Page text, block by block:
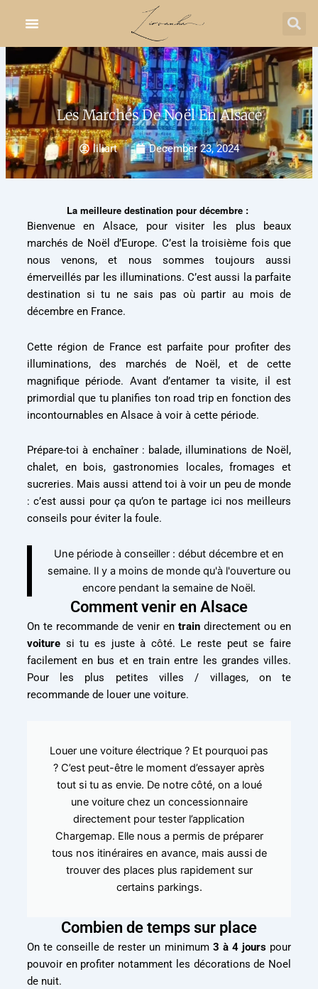
Les Marchés De Noël En Alsace
liliart December 23, 2024
La meilleure destination pour décembre :
Bienvenue en Alsace, pour visiter les plus beaux
marchés de Noël d’Europe. C’est la troisième fois que
nous venons, et nous sommes toujours aussi
émerveillés par les illuminations. C’est aussi la parfaite
destination si tu ne sais pas où partir au mois de
décembre en France.
Cette région de France est parfaite pour profiter des
illuminations, des marchés de Noël, et de cette
magnifique période. Avant d’entamer ta visite, il est
primordial que tu planifies ton road trip en fonction des
incontournables en Alsace à voir à cette période.
Prépare-toi à enchaîner : balade, illuminations de Noël,
chalet, en bois, gastronomies locales, fromages et
sucreries. Mais aussi attend toi à voir un peu de monde
: c’est aussi pour ça qu’on te partage ici nos meilleurs
conseils pour éviter la foule.
Une période à conseiller : début décembre et en
semaine. Il y a moins de monde qu'à l'ouverture ou
encore pendant la semaine de Noël.
Comment venir en Alsace
On te recommande de venir entrain directement ou en
voituresi tu es juste à côté. Le reste peut se faire
facilement en bus et en train entre les grandes villes.
Pour les plus petites villes / villages, on te
recommande de louer une voiture.
Louer une voiture électrique ? Et pourquoi pas
? C’est peut-être le moment d’essayer après
tout si tu as envie. De notre côté, on a loué
une voiture chez un concessionnaire
directement pour tester l’application
Chargemap. Elle nous a permis de préparer
tous nos itinéraires en avance, mais aussi de
trouver des places plus rapidement sur
certains parkings.
Combien de temps sur place
On te conseille de rester un minimum 3 à 4 jours pour
pouvoir en profiter notamment les décorations de Noel
de nuit.